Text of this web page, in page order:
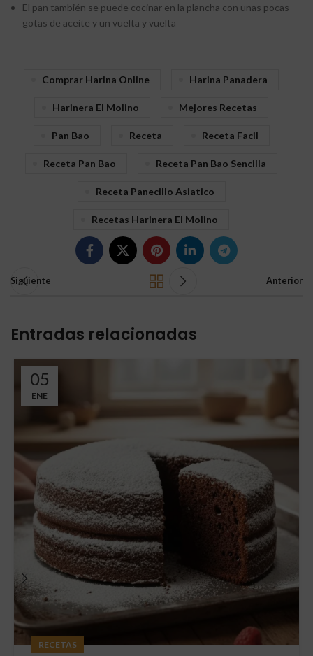
El pan también se puede cocinar en la plancha con unas pocas
gotas de aceite y un vuelta y vuelta
Comprar Harina Online Harina Panadera
Harinera El Molino Mejores Recetas
Pan Bao Receta Receta Facil
Receta Pan Bao Receta Pan Bao Sencilla
Receta Panecillo Asiatico
Recetas Harinera El Molino
Siguiente Anterior
Entradas relacionadas
05
ENE
RECETAS